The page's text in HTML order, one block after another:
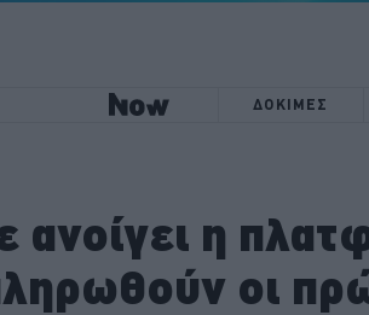
ΔΟΚΙΜΕΣ
ανοίγει η
οι